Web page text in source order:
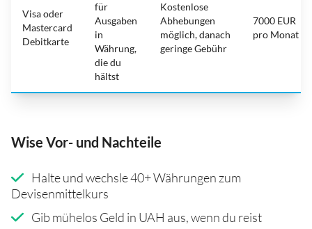
Visa oder
Mastercard
Debitkarte
für
Ausgaben
in
Währung,
die du
hältst
Kostenlose
Abhebungen
möglich, danach
geringe Gebühr
7000 EUR
pro Monat
Wise Vor- und Nachteile
Halte und wechsle 40+ Währungen zum
Devisenmittelkurs
Gib mühelos Geld in UAH aus, wenn du reist